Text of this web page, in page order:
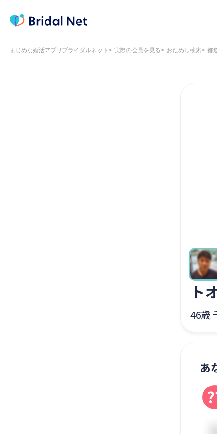
まじめな婚活アプリブライダルネット 実際の会員を見る おためし検索 都
ト
46歳
あ